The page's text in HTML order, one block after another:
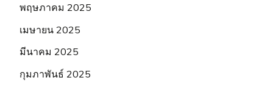
พฤษภาคม 2025
เมษายน 2025
มีนาคม 2025
กุมภาพันธ์ 2025